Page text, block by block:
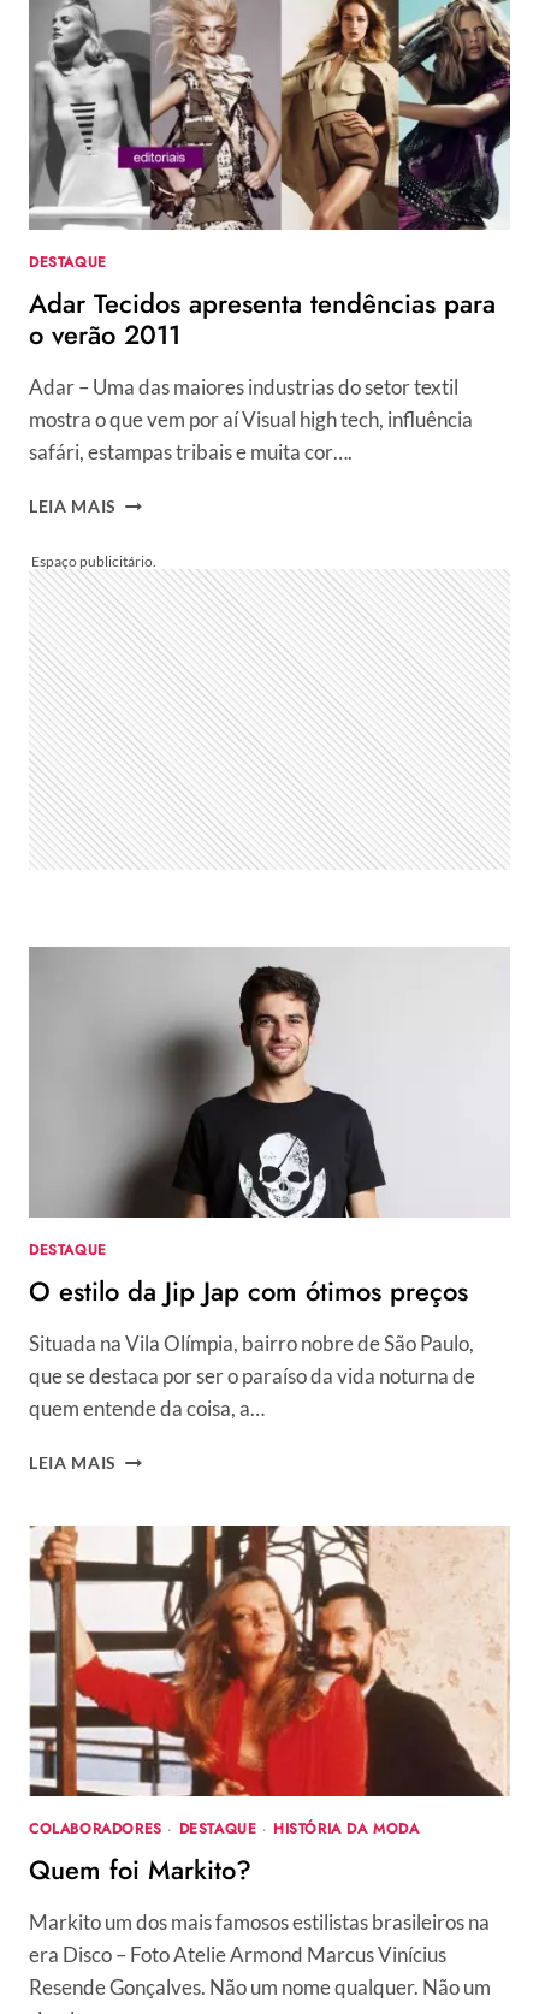
SANTA
DO
CABARÉ
DESTAQUE
Adar Tecidos apresenta tendências para
o verão 2011
Adar – Uma das maiores industrias do setor textil
mostra o que vem por aí Visual high tech, influência
safári, estampas tribais e muita cor….
LEIA MAIS ADAR
TENDÊNCIAS
PARA
O
VERÃO
2011
DESTAQUE
O estilo da Jip Jap com ótimos preços
Situada na Vila Olímpia, bairro nobre de São Paulo,
que se destaca por ser o paraíso da vida noturna de
quem entende da coisa, a…
LEIA MAIS
JIP
COM
ÓTIMOS
PREÇOS
COLABORADORES · DESTAQUE · HISTÓRIA DA MODA
Quem foi Markito?
Markito um dos mais famosos estilistas brasileiros na
era Disco – Foto Atelie Armond Marcus Vinícius
Resende Gonçalves. Não um nome qualquer. Não um